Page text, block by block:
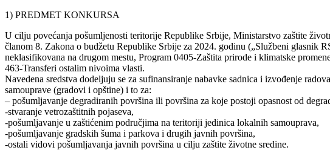
1) PREDMET KONKURSA
U cilju povećanja pošumljenosti teritorije Republike Srbije, Ministarstvo zaštite
članom 8. Zakona o budžetu Republike Srbije za 2024. godinu („Službeni glasnik
neklasifikovana na drugom mestu, Program 0405-Zaštita prirode i klimatske
463-Transferi ostalim nivoima vlasti.
Navedena sredstva dodeljuju se za sufinansiranje nabavke sadnica i izvođenje
samouprave (gradovi i opštine) i to za:
– pošumljavanje degradiranih površina ili površina za koje postoji opasnost od
-stvaranje vetrozaštitnih pojaseva,
-pošumljavanje u zaštićenim područjima na teritoriji jedinica lokalnih samouprava,
-pošumljavanje gradskih šuma i parkova i drugih javnih površina,
-ostali vidovi pošumljavanja javnih površina u cilju zaštite životne sredine.